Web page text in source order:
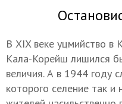
В XIX веке уцмийство в
Кала-Корейш лишился
величия. А в 1944 году
которого селение так и